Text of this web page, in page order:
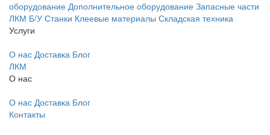
оборудование Дополнительное оборудование Запасные части
ЛКМ Б/У Станки Клеевые материалы Складская техника
Услуги
О нас Доставка Блог
ЛКМ
О нас
О нас Доставка Блог
Контакты